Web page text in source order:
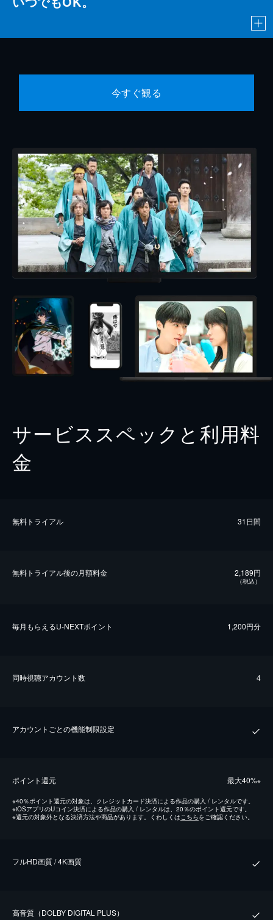
今すぐ観る
サービススペックと利用料
金
無料トライアル 31日間
無料トライアル後の⽉額料金 2,189円
（税込）
毎⽉もらえるU-NEXTポイント 1,200円分
同時視聴アカウント数 4
アカウントごとの機能制限設定
ポイント還元 最⼤40%※
※40％ポイント還元の対象は、クレジットカード決済による作品の購入 / レンタルです。
※iOSアプリのUコイン決済による作品の購入 / レンタルは、20％のポイント還元です。
※還元の対象外となる決済方法や商品があります。くわしくは こちらをご確認ください。
フルHD画質 / 4K画質
⾼⾳質（DOLBY DIGITAL PLUS）